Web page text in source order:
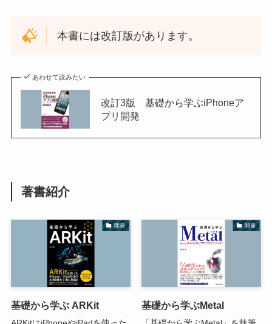
本書には改訂版があります。
あわせて読みたい
改訂3版 基礎から学ぶiPhoneア
プリ開発
著書紹介
開発
基礎から学ぶ ARKit
開発
基礎から学ぶMetal